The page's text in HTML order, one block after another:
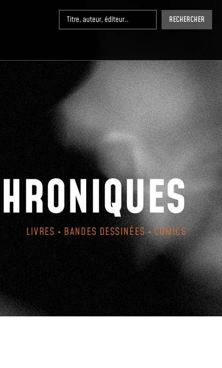
RECHERCHER
LIVRES • BANDES DESSINÉES • COMICS